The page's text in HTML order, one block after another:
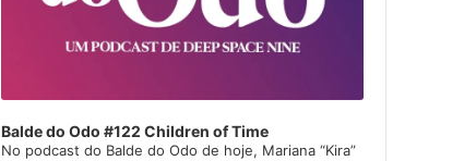
Balde do Odo #122 Children of Time
No podcast do Balde do Odo de hoje, Mariana “Kira”